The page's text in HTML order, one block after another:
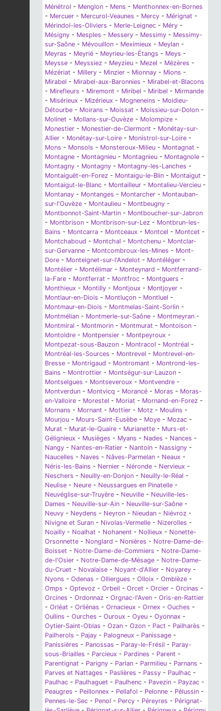
Ménétrol - Menglon - Mens - Menthonnex-en-Bornes
- Mercuer - Mercurol-Veaunes - Mercy - Mérignat -
Mérindol-les-Oliviers - Merle-Leignec - Méry -
Mésigny - Mesples - Messery - Messimy - Messimy-
sur-Saône - Mévouillon - Meximieux - Meylan -
Meyras - Meyrié - Meyrieu-les-Étangs - Meys -
Meysse - Meyssiez - Meyzieu - Mezel - Mézères -
Mézériat - Millery - Minzier - Mionnay - Mions -
Mirabel - Mirabel-aux-Baronnies - Mirabel-et-Blacons
- Mirefleurs - Miremont - Miribel - Miribel - Mirmande
- Misérieux - Mizérieux - Mogneneins - Moidieu-
Détourbe - Moirans - Moissat - Moissieu-sur-Dolon -
Molinet - Mollans-sur-Ouvèze - Molompize -
Monestier - Monestier-de-Clermont - Monétay-sur-
Allier - Monétay-sur-Loire - Monistrol-sur-Loire -
Mons - Monsols - Monsteroux-Milieu - Montagnat -
Montagne - Montagnieu - Montagnieu - Montagnole -
Montagny - Montagny - Montagny-les-Lanches -
Montaiguët-en-Forez - Montaigu-le-Blin - Montaigut -
Montaigut-le-Blanc - Montailleur - Montalieu-Vercieu -
Montanay - Montanges - Montarcher - Montauban-
sur-l'Ouvèze - Montaulieu - Montbeugny -
Montbonnot-Saint-Martin - Montboucher-sur-Jabron
- Montbrison - Montbrison-sur-Lez - Montbrun-les-
Bains - Montcarra - Montceaux - Montcel - Montcet -
Montchaboud - Montchal - Montchenu - Montclar-
sur-Gervanne - Montcombroux-les-Mines - Mont-
Dore - Monteignet-sur-l'Andelot - Montéléger -
Montélier - Montélimar - Monteynard - Montferrand-
la-Fare - Montferrat - Montfroc - Montguers -
Monthieux - Montilly - Montjoux - Montjoyer -
Montlaur-en-Diois - Montluçon - Montluel -
Montmaur-en-Diois - Montmelas-Saint-Sorlin -
Montmélian - Montmerle-sur-Saône - Montmeyran -
Montmiral - Montmorin - Montmurat - Montoison -
Montoldre - Montpensier - Montpeyroux -
Montpezat-sous-Bauzon - Montracol - Montréal -
Montréal-les-Sources - Montrevel - Montrevel-en-
Bresse - Montrigaud - Montromant - Montrond-les-
Bains - Montrottier - Montségur-sur-Lauzon -
Montselgues - Montseveroux - Montvendre -
Montverdun - Montvicq - Morancé - Moras - Moras-
en-Valloire - Morestel - Moriat - Mornand-en-Forez -
Mornans - Mornant - Mottier - Motz - Moulins -
Mourjou - Mours-Saint-Eusèbe - Moye - Mozac -
Murat - Murat-le-Quaire - Murianette - Murs-et-
Gélignieux - Musièges - Myans - Nades - Nances -
Nangy - Nantes-en-Ratier - Nantoin - Nassigny -
Naucelles - Naves - Nâves-Parmelan - Neaux -
Néris-les-Bains - Nernier - Néronde - Nervieux -
Neschers - Neuilly-en-Donjon - Neuilly-le-Réal -
Neulise - Neure - Neussargues en Pinatelle -
Neuvéglise-sur-Truyère - Neuville - Neuville-les-
Dames - Neuville-sur-Ain - Neuville-sur-Saône -
Neuvy - Neydens - Neyron - Nieudan - Niévroz -
Nivigne et Suran - Nivolas-Vermelle - Nizerolles -
Noailly - Noalhat - Nohanent - Nollieux - Nonette-
Orsonnette - Nonglard - Nonières - Notre-Dame-de-
Boisset - Notre-Dame-de-Commiers - Notre-Dame-
de-l'Osier - Notre-Dame-de-Mésage - Notre-Dame-
du-Cruet - Novalaise - Noyant-d'Allier - Noyarey -
Nyons - Odenas - Olliergues - Olloix - Omblèze -
Omps - Optevoz - Orbeil - Orcet - Orcier - Orcinas -
Orcines - Ordonnaz - Orgnac-l'Aven - Oris-en-Rattier
- Orléat - Orliénas - Ornacieux - Ornex - Ouches -
Oullins - Ourches - Ouroux - Oyeu - Oyonnax -
Oytier-Saint-Oblas - Ozan - Ozon - Pact - Pailharès -
Pailherols - Pajay - Palogneux - Panissage -
Panissières - Panossas - Paray-le-Frésil - Paray-
sous-Briailles - Parcieux - Pardines - Parent -
Parentignat - Parigny - Parlan - Parmilieu - Parnans -
Parves et Nattages - Paslières - Passy - Paulhac -
Paulhac - Paulhaguet - Paulhenc - Pavezin - Payzac -
Peaugres - Peillonnex - Pellafol - Pelonne - Pélussin -
Pennes-le-Sec - Penol - Percy - Péreyres - Pérignat-